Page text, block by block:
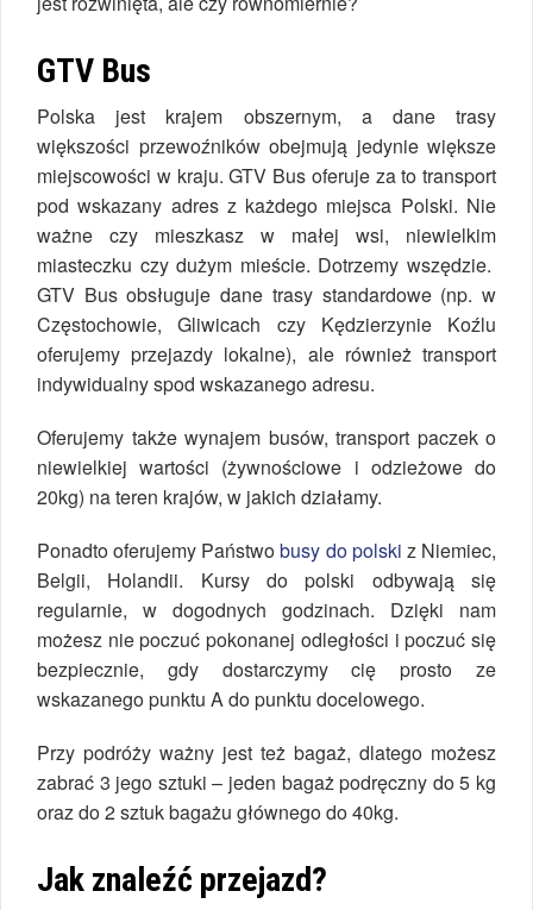
GTV Bus
Polska jest krajem obszernym, a dane trasy
większości przewoźników obejmują jedynie większe
miejscowości w kraju. GTV Bus oferuje za to transport
pod wskazany adres z każdego miejsca Polski. Nie
ważne czy mieszkasz w małej wsi, niewielkim
miasteczku czy dużym mieście. Dotrzemy wszędzie.
GTV Bus obsługuje dane trasy standardowe (np. w
Częstochowie, Gliwicach czy Kędzierzynie Koźlu
oferujemy przejazdy lokalne), ale również transport
indywidualny spod wskazanego adresu.
Oferujemy także wynajem busów, transport paczek o
niewielkiej wartości (żywnościowe i odzieżowe do
20kg) na teren krajów, w jakich działamy.
Ponadto oferujemy Państwobusy do polski z Niemiec,
Belgii, Holandii. Kursy do polski odbywają się
regularnie, w dogodnych godzinach. Dzięki nam
możesz nie poczuć pokonanej odległości i poczuć się
bezpiecznie, gdy dostarczymy cię prosto ze
wskazanego punktu A do punktu docelowego.
Przy podróży ważny jest też bagaż, dlatego możesz
zabrać 3 jego sztuki – jeden bagaż podręczny do 5 kg
oraz do 2 sztuk bagażu głównego do 40kg.
Jak znaleźć przejazd?